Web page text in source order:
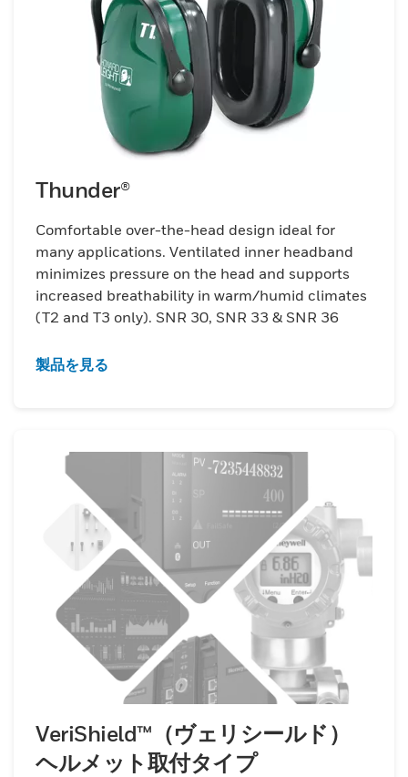
Thunder®
Comfortable over-the-head design ideal for
many applications. Ventilated inner headband
minimizes pressure on the head and supports
increased breathability in warm/humid climates
(T2 and T3 only). SNR 30, SNR 33 & SNR 36
製品を見る
VeriShield™（ヴェリシールド）
ヘルメット取付タイプ